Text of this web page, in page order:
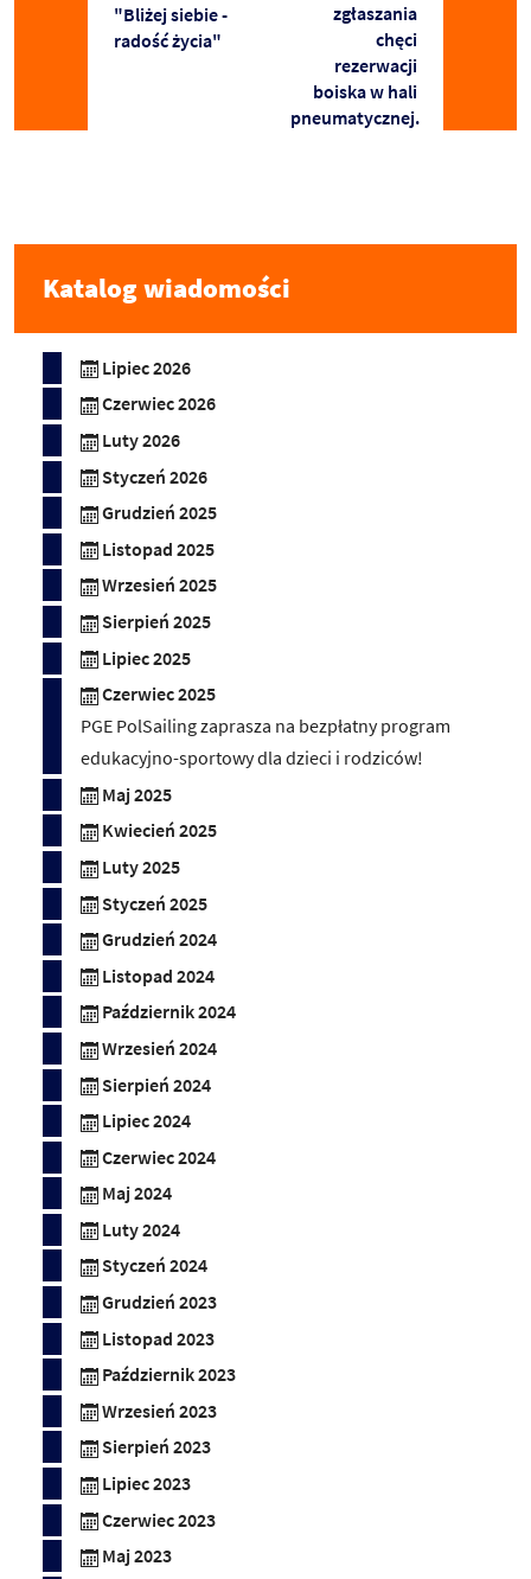
"Bliżej siebie -
radość życia"
zgłaszania
chęci
rezerwacji
boiska w hali
pneumatycznej.
Katalog wiadomości
Lipiec 2026
Czerwiec 2026
Luty 2026
Styczeń 2026
Grudzień 2025
Listopad 2025
Wrzesień 2025
Sierpień 2025
Lipiec 2025
Czerwiec 2025
PGE PolSailing zaprasza na bezpłatny program
edukacyjno-sportowy dla dzieci i rodziców!
Maj 2025
Kwiecień 2025
Luty 2025
Styczeń 2025
Grudzień 2024
Listopad 2024
Październik 2024
Wrzesień 2024
Sierpień 2024
Lipiec 2024
Czerwiec 2024
Maj 2024
Luty 2024
Styczeń 2024
Grudzień 2023
Listopad 2023
Październik 2023
Wrzesień 2023
Sierpień 2023
Lipiec 2023
Czerwiec 2023
Maj 2023